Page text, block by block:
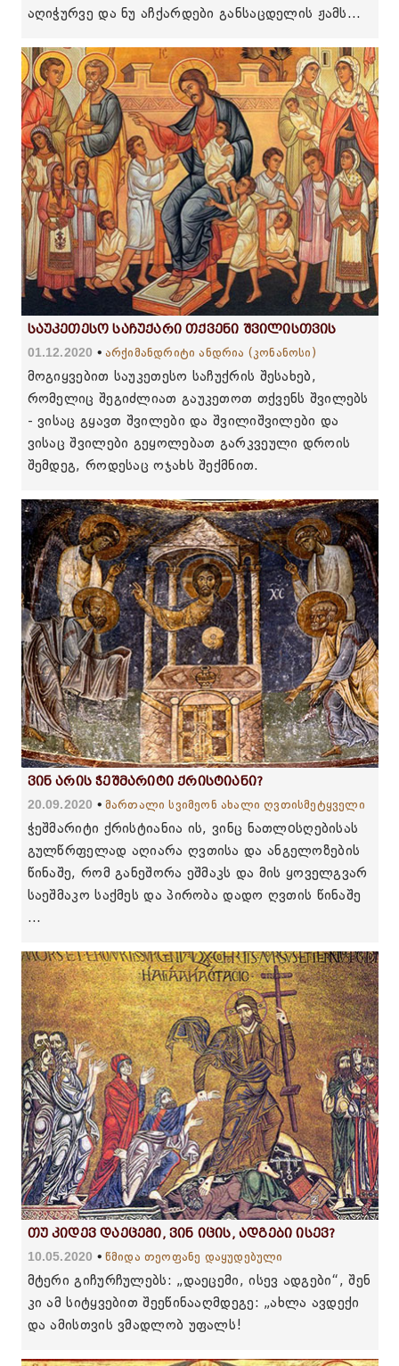
აღიჭურვე და ნუ აჩქარდები განსაცდელის ჟამს...
საუკეთესო საჩუქარი თქვენი შვილისთვის
01.12.2020 არქიმანდრიტი ანდრია (კონანოსი)
მოგიყვებით საუკეთესო საჩუქრის შესახებ,
რომელიც შეგიძლიათ გაუკეთოთ თქვენს შვილებს
- ვისაც გყავთ შვილები და შვილიშვილები და
ვისაც შვილები გეყოლებათ გარკვეული დროის
შემდეგ, როდესაც ოჯახს შექმნით.
ვინ არის ჭეშმარიტი ქრისტიანი?
20.09.2020 მართალი სვიმეონ ახალი ღვთისმეტყველი
ჭეშმარიტი ქრისტიანია ის, ვინც ნათლoსღებისას
გულწრფელად აღიარა ღვთისა და ანგელოზების
წინაშე, რომ განეშორა ეშმაკს და მის ყოველგვარ
საეშმაკო საქმეს და პირობა დადო ღვთის წინაშე
...
თუ კიდევ დაეცემი, ვინ იცის, ადგები ისევ?
10.05.2020 წმიდა თეოფანე დაყუდებული
მტერი გიჩურჩულებს: „დაეცემი, ისევ ადგები“, შენ
კი ამ სიტყვებით შეეწინააღმდეგე: „ახლა ავდექი
და ამისთვის ვმადლობ უფალს!